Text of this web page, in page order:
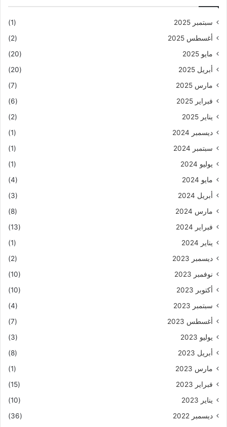
سبتمبر 2025
(1)
أغسطس 2025
(2)
مايو 2025
(20)
أبريل 2025
(20)
مارس 2025
(7)
فبراير 2025
(6)
يناير 2025
(2)
ديسمبر 2024
(1)
سبتمبر 2024
(1)
يوليو 2024
(1)
مايو 2024
(4)
أبريل 2024
(3)
مارس 2024
(8)
فبراير 2024
(13)
يناير 2024
(1)
ديسمبر 2023
(2)
نوفمبر 2023
(10)
أكتوبر 2023
(10)
سبتمبر 2023
(4)
أغسطس 2023
(7)
يوليو 2023
(3)
أبريل 2023
(8)
مارس 2023
(1)
فبراير 2023
(15)
يناير 2023
(10)
ديسمبر 2022
(36)